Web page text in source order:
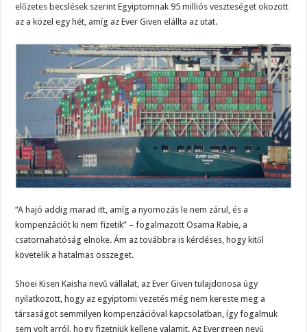
előzetes becslések szerint Egyiptomnak 95 milliós veszteséget okozott
az a közel egy hét, amíg az Ever Given elállta az utat.
“A hajó addig marad itt, amíg a nyomozás le nem zárul, és a
kompenzációt ki nem fizetik” – fogalmazott Osama Rabie, a
csatornahatóság elnöke. Ám az továbbra is kérdéses, hogy kitől
követelik a hatalmas összeget.
Shoei Kisen Kaisha nevű vállalat, az Ever Given tulajdonosa úgy
nyilatkozott, hogy az egyiptomi vezetés még nem kereste meg a
társaságot semmilyen kompenzációval kapcsolatban, így fogalmuk
sem volt arról, hogy fizetniük kellene valamit. Az Evergreen nevű